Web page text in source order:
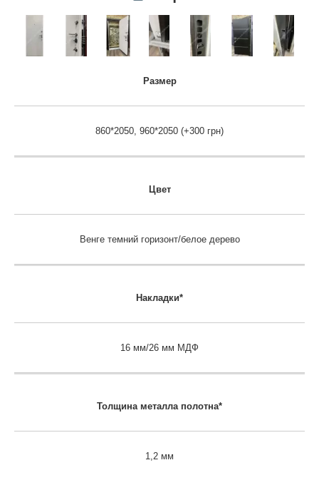
Размер
860*2050, 960*2050 (+300 грн)
Цвет
Венге темний горизонт/белое дерево
Накладки*
16 мм/26 мм МДФ
Толщина металла полотна*
1,2 мм